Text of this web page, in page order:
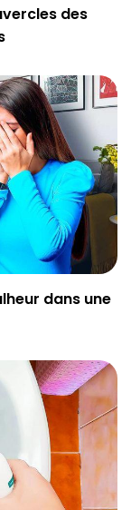
des
dans une